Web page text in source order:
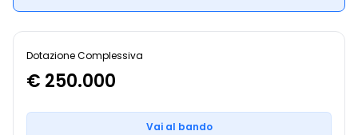
Dotazione Complessiva
€ 250.000
Vai al bando